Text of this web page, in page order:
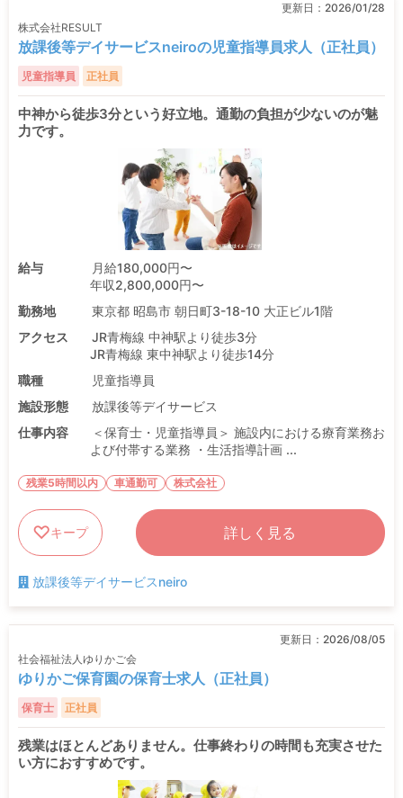
更新日： 2026/01/28
株式会社RESULT
放課後等デイサービスneiroの児童指導員求人（正社員）
児童指導員 正社員
中神から徒歩3分という好立地。通勤の負担が少ないのが魅
力です。
給与
月給180,000円〜
年収2,800,000円〜
勤務地
東京都 昭島市 朝日町3-18-10 大正ビル1階
アクセス
JR青梅線 中神駅より徒歩3分
JR青梅線 東中神駅より徒歩14分
職種
児童指導員
施設形態
放課後等デイサービス
仕事内容
＜保育士・児童指導員＞ 施設内における療育業務お
よび付帯する業務 ・生活指導計画 ...
残業5時間以内 車通勤可 株式会社
キープ 詳しく見る
放課後等デイサービスneiro
更新日： 2026/08/05
社会福祉法人ゆりかご会
ゆりかご保育園の保育士求人（正社員）
保育士 正社員
残業はほとんどありません。仕事終わりの時間も充実させた
い方におすすめです。